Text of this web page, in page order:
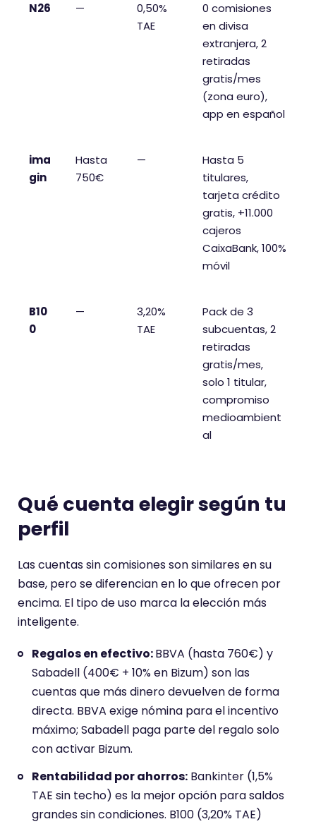
N26 —
0,50%
TAE
0 comisiones
en divisa
extranjera, 2
retiradas
gratis/mes
(zona euro),
app en español
ima
gin
Hasta
750€
—
Hasta 5
titulares,
tarjeta crédito
gratis, +11.000
cajeros
CaixaBank, 100%
móvil
B10
0
—
3,20%
TAE
Pack de 3
subcuentas, 2
retiradas
gratis/mes,
solo 1 titular,
compromiso
medioambient
al
Qué cuenta elegir según tu
perfil
Las cuentas sin comisiones son similares en su
base, pero se diferencian en lo que ofrecen por
encima. El tipo de uso marca la elección más
inteligente.
Regalos en efectivo:BBVA (hasta 760€) y
Sabadell (400€ + 10% en Bizum) son las
cuentas que más dinero devuelven de forma
directa. BBVA exige nómina para el incentivo
máximo; Sabadell paga parte del regalo solo
con activar Bizum.
Rentabilidad por ahorros: Bankinter (1,5%
TAE sin techo) es la mejor opción para saldos
grandes sin condiciones. B100 (3,20% TAE)